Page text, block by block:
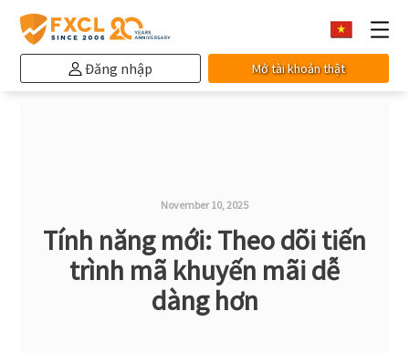
Đăng nhập Mở tài khoản thật
November 10, 2025
Tính năng mới: Theo dõi tiến
trình mã khuyến mãi dễ
dàng hơn